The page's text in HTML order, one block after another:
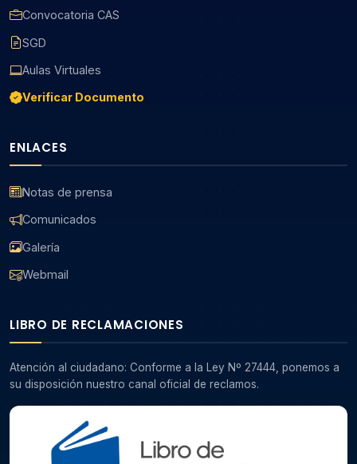
Convocatoria CAS
SGD
Aulas Virtuales
Verificar Documento
ENLACES
Notas de prensa
Comunicados
Galería
Webmail
LIBRO DE RECLAMACIONES
Atención al ciudadano: Conforme a la Ley Nº 27444, ponemos a
su disposición nuestro canal oficial de reclamos.